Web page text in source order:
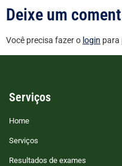
Deixe um
Você precisa fazer o login para
Serviços
Home
Serviços
Resultados de exames